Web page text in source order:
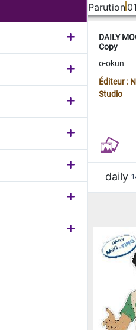
Parution
DAILY
Copy
o-okun
Éditeur :
Studio
daily